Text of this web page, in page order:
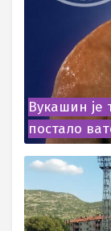
Вукашин је
постало